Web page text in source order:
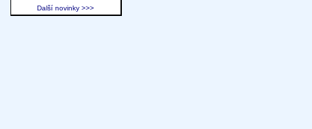
Další novinky >>>